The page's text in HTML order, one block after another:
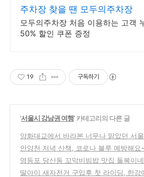
주차장 찾을 땐 모두의주차장
모두의주차장 처음 이용하는 고객
50% 할인 쿠폰 증정
19 구독하기
'서울시 강남권 여행' 카테고리의 다른 글
양화대교에서 바라본 너무나 맑았던 서울
(12)
안양천 저녁 산책, 코로나 블루 예방해요
영등포 당산동 꼬막비빔밥
(48)
딸아이 새자전거 구입후 첫 라이딩, 한강